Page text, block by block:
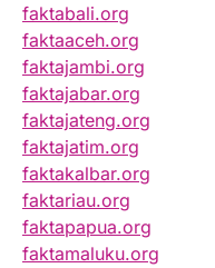
faktabali.org
faktaaceh.org
faktajambi.org
faktajabar.org
faktajateng.org
faktajatim.org
faktakalbar.org
faktariau.org
faktapapua.org
faktamaluku.org